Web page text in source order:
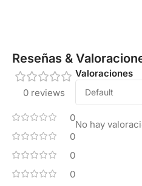
Reseñas &
0 reviews
0
0
0
0
Valoraciones
No hay